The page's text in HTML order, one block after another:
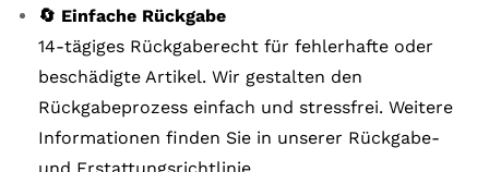
🔄 Einfache Rückgabe
14-tägiges Rückgaberecht für fehlerhafte oder
beschädigte Artikel. Wir gestalten den
Rückgabeprozess einfach und stressfrei. Weitere
Informationen finden Sie in unserer Rückgabe-
und Erstattungsrichtlinie.